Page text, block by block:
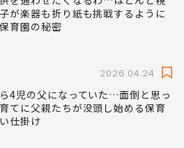
が楽器も折り紙も挑戦するように
育園の秘密
2026.04.24
4児の父になっていた…面倒と思っ
てに父親たちが没頭し始める保育
仕掛け